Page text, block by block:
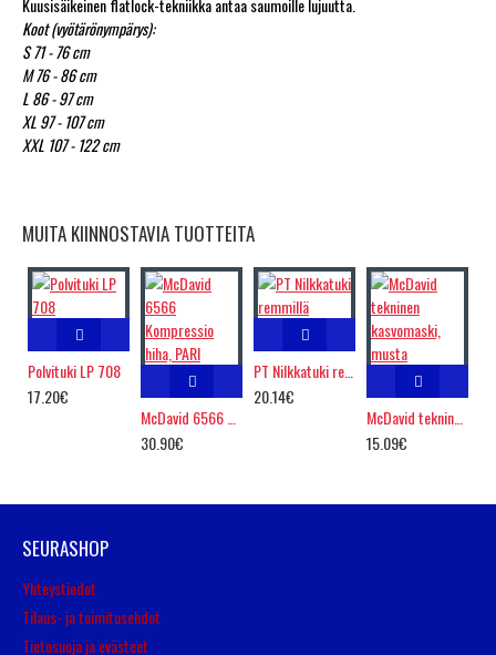
Kuusisäikeinen flatlock-tekniikka antaa saumoille lujuutta.
Koot (vyötärönympärys):
S 71 - 76 cm
M 76 - 86 cm
L 86 - 97 cm
XL 97 - 107 cm
XXL 107 - 122 cm
MUITA KIINNOSTAVIA TUOTTEITA
Polvituki LP 708
17.20€
30.90€
PT Nilkkatuki remmillä
20.14€
McDavid tekninen kasvomaski, musta
15.09€
SEURASHOP
Yhteystiedot
Tilaus- ja toimitusehdot
Tietosuoja ja evästeet